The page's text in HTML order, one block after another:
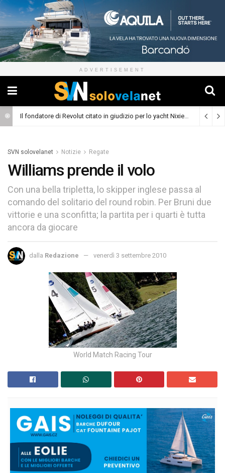
ADVERTISEMENT
Il fondatore di Revolut citato in giudizio per lo yacht Nixie (Cronaca)
SVN solovelanet Notizie Regate
Williams prende il volo
Con una bella tripletta, lo skipper inglese passa al
comando del solitario del round robin. Per Bruni due
vittorie e una sconfitta; la partita per i quarti è tutta
ancora da giocare
dalla Redazione venerdì 3 settembre 2010
World Match Racing Tour